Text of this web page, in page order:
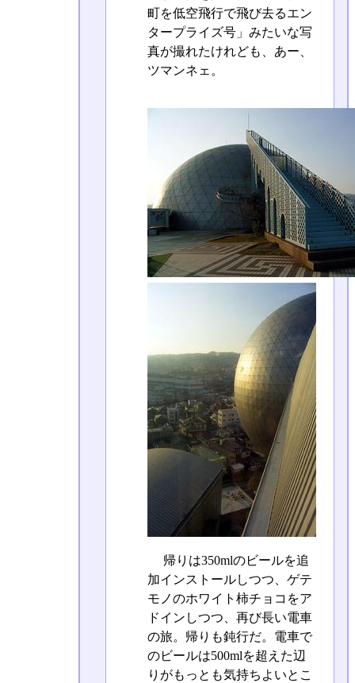
町を低空飛行で飛び去るエン
タープライズ号」みたいな写
真が撮れたけれども、あー、
ツマンネェ。
帰りは350mlのビールを追
加インストールしつつ、ゲテ
モノのホワイト柿チョコをア
ドインしつつ、再び長い電車
の旅。帰りも鈍行だ。電車で
のビールは500mlを超えた辺
りがもっとも気持ちよいとこ